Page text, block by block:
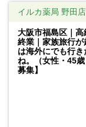
イルカ薬局 野田店
大阪市福島区｜高
終業｜家族旅行が
は海外にでも行き
ね。（女性・45
募集】